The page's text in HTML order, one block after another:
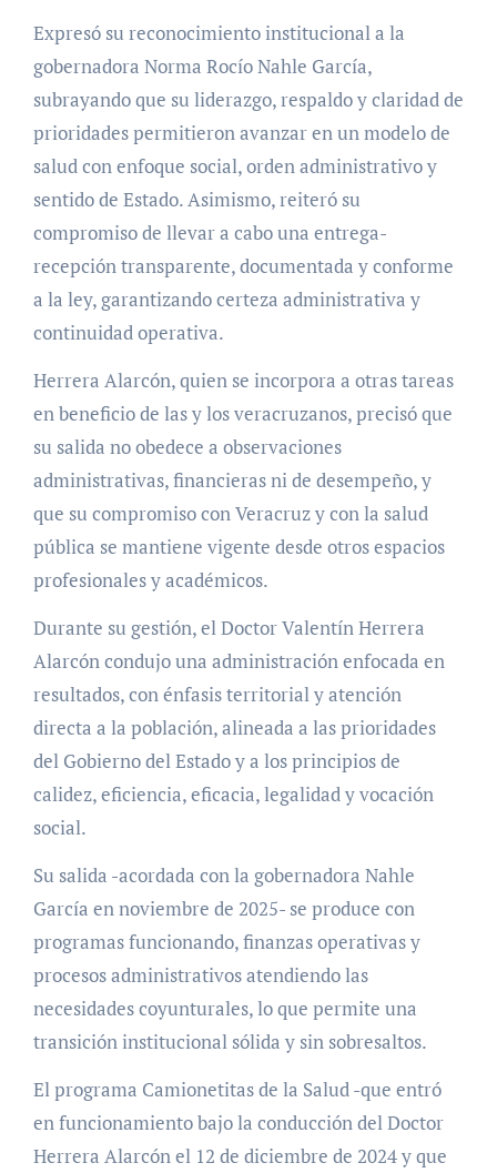
Expresó su reconocimiento institucional a la
gobernadora Norma Rocío Nahle García,
subrayando que su liderazgo, respaldo y claridad de
prioridades permitieron avanzar en un modelo de
salud con enfoque social, orden administrativo y
sentido de Estado. Asimismo, reiteró su
compromiso de llevar a cabo una entrega-
recepción transparente, documentada y conforme
a la ley, garantizando certeza administrativa y
continuidad operativa.
Herrera Alarcón, quien se incorpora a otras tareas
en beneficio de las y los veracruzanos, precisó que
su salida no obedece a observaciones
administrativas, financieras ni de desempeño, y
que su compromiso con Veracruz y con la salud
pública se mantiene vigente desde otros espacios
profesionales y académicos.
Durante su gestión, el Doctor Valentín Herrera
Alarcón condujo una administración enfocada en
resultados, con énfasis territorial y atención
directa a la población, alineada a las prioridades
del Gobierno del Estado y a los principios de
calidez, eficiencia, eficacia, legalidad y vocación
social.
Su salida -acordada con la gobernadora Nahle
García en noviembre de 2025- se produce con
programas funcionando, finanzas operativas y
procesos administrativos atendiendo las
necesidades coyunturales, lo que permite una
transición institucional sólida y sin sobresaltos.
El programa Camionetitas de la Salud -que entró
en funcionamiento bajo la conducción del Doctor
Herrera Alarcón el 12 de diciembre de 2024 y que